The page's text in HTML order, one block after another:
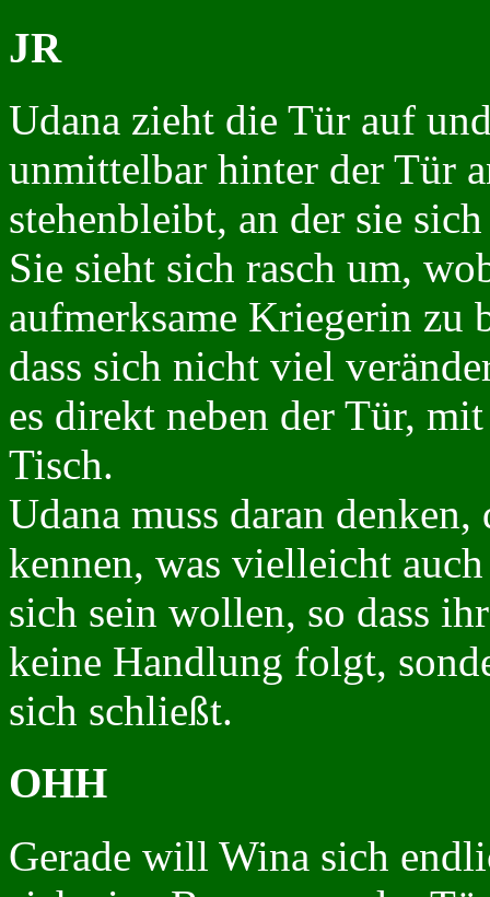
JR
Udana zieht die Tür auf
unmittelbar hinter der Tür
stehenbleibt, an der sie
Sie sieht sich rasch um,
aufmerksame Kriegerin zu
dass sich nicht viel
es direkt neben der Tür,
Tisch.
Udana muss daran
kennen, was vielleicht
sich sein wollen, so dass
keine Handlung folgt,
sich schließt.
OHH
Gerade will Wina sich